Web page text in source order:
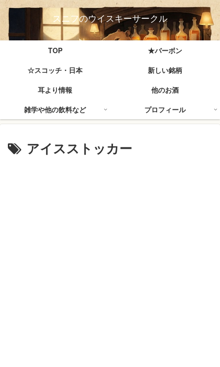
スニフのウイスキーサークル
TOP
★バーボン
☆スコッチ・日本
新しい銘柄
耳より情報
他のお酒
雑学や他の飲料など
プロフィール
アイスストッカー